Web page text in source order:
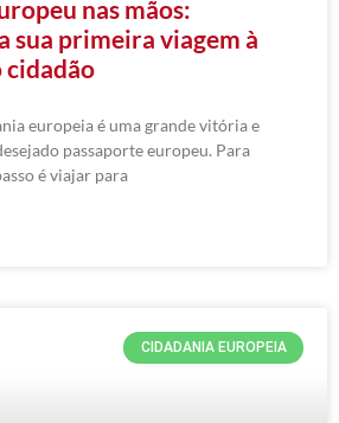
nas mãos:
sua primeira viagem à
cidadão
europeia é uma grande vitória e
passaporte europeu. Para
é viajar para
CIDADANIA EUROPEIA